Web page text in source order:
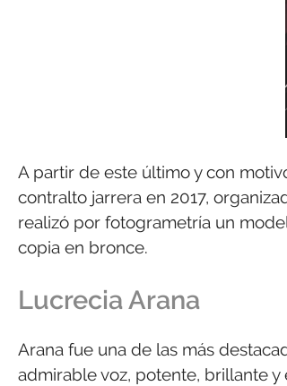
A partir de este último y con
contralto jarrera en 2017,
realizó por fotogrametría un
copia en bronce.
Lucrecia Arana
Arana fue una de las más
admirable voz, potente, brillante